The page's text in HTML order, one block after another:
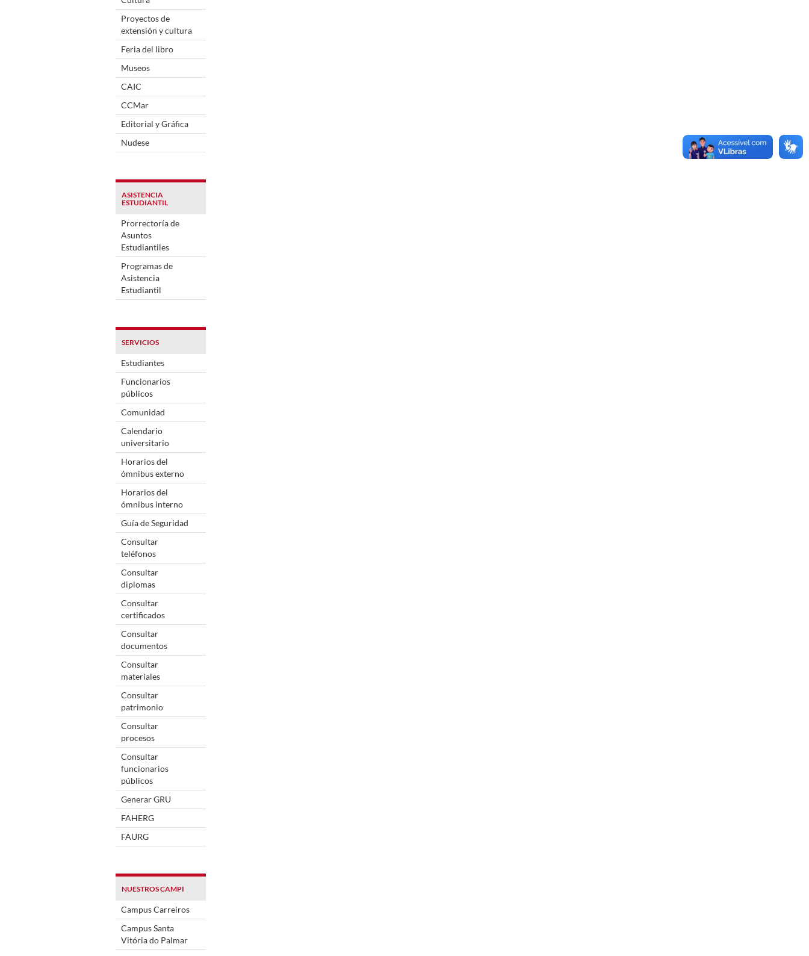
Proyectos de
extensión y cultura
Feria del libro
Museos
CAIC
CCMar
Editorial y Gráfica
Nudese
ASISTENCIA
ESTUDIANTIL
Prorrectoría de
Asuntos
Estudiantiles
Programas de
Asistencia
Estudiantil
SERVICIOS
Estudiantes
Funcionarios
públicos
Comunidad
Calendario
universitario
Horarios del
ómnibus externo
Horarios del
ómnibus interno
Guía de Seguridad
Consultar
teléfonos
Consultar
diplomas
Consultar
certificados
Consultar
documentos
Consultar
materiales
Consultar
patrimonio
Consultar
procesos
Consultar
funcionarios
públicos
Generar GRU
FAHERG
FAURG
NUESTROS CAMPI
Campus Carreiros
Campus Santa
Vitória do Palmar